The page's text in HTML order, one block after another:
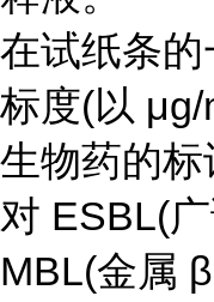
在试纸条
标度(以
生物药的标
对 ESBL(
MBL(金属